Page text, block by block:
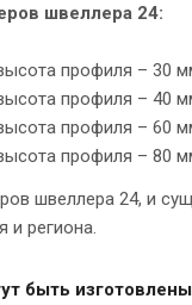
швеллера 24:
профиля – 30
профиля – 40
профиля – 60
профиля – 80
швеллера 24, и
и региона.
быть